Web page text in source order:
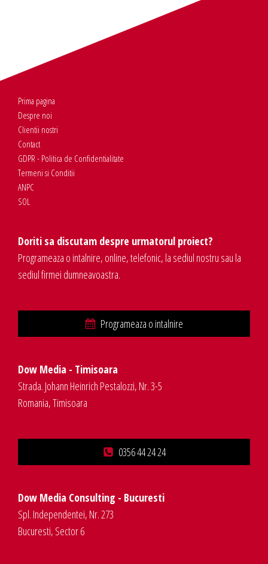
Prima pagina
Despre noi
Clientii nostri
Contact
GDPR - Politica de Confidentialitate
Termeni si Conditii
ANPC
SOL
Doriti sa discutam despre urmatorul proiect?
Programeaza o intalnire, online, telefonic, la sediul nostru sau la
sediul firmei dumneavoastra.
Programeaza o intalnire
Dow Media - Timisoara
Strada. Johann Heinrich Pestalozzi, Nr. 3-5
Romania, Timisoara
0356 44 24 24
Dow Media Consulting - Bucuresti
Spl. Independentei, Nr. 273
Bucuresti, Sector 6